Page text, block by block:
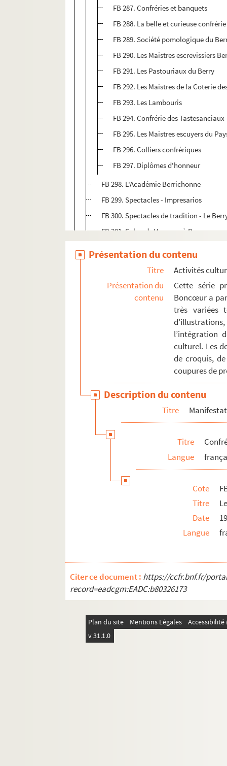
FB 287. Confréries et banquets
FB 288. La belle et curieuse
FB 289. Société pomologique du
FB 290. Les Maistres escrevissiers
FB 291. Les Pastouriaux du Berry
FB 292. Les Maistres de la Coterie
FB 293. Les Lambouris
FB 294. Confrérie des Tastesanciaux
FB 295. Les Maistres escuyers du
FB 296. Colliers confrériques
FB 297. Diplômes d'honneur
FB 298. L'Académie Berrichonne
FB 299. Spectacles - Impresarios
FB 300. Spectacles de tradition - Le
FB 301. Salon de Voyance à Bourges
FB 305. Photographies
FB 306. Affiches, plans et croquis
Documents personnels et familiaux
Présentation du contenu
Titre
Activités
Présentation du
contenu
Cette série
Boncœur a
très variées
l’intégration
culturel. Les
de croquis,
coupures de
Description du contenu
Titre
Titre
Langue
Cote
Titre
Date
Langue
Citer ce document : https://ccfr.bnf.fr/
record=eadcgm:EADC:b80326173
Plan du site Mentions Légales
v 31.1.0